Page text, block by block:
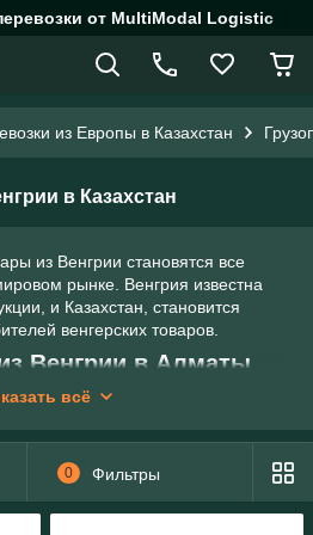
от MultiModal Logistic
из Европы в Казахстан
в Казахстан
из Венгрии становятся все
рынке. Венгрия известна
и Казахстан, становится
венгерских товаров.
Венгрии в Алматы
всё
0 Фильтры